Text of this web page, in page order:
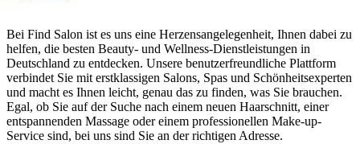
Bei Find Salon ist es uns eine Herzensangelegenheit, Ihnen dabei zu
helfen, die besten Beauty- und Wellness-Dienstleistungen in
Deutschland zu entdecken. Unsere benutzerfreundliche Plattform
verbindet Sie mit erstklassigen Salons, Spas und Schönheitsexperten
und macht es Ihnen leicht, genau das zu finden, was Sie brauchen.
Egal, ob Sie auf der Suche nach einem neuen Haarschnitt, einer
entspannenden Massage oder einem professionellen Make-up-
Service sind, bei uns sind Sie an der richtigen Adresse.